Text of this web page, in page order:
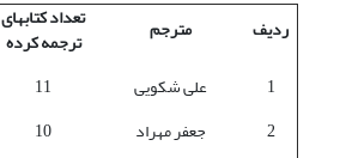
ردیف
مترجم تعداد کتابهای
ترجمه کرده
1
علی شکویی
11
2
جعفر مهراد
10